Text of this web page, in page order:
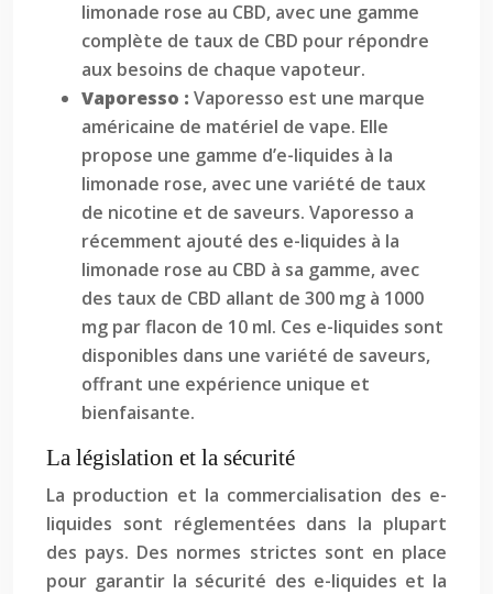
limonade rose au CBD, avec une gamme
complète de taux de CBD pour répondre
aux besoins de chaque vapoteur.
Vaporesso : Vaporesso est une marque
américaine de matériel de vape. Elle
propose une gamme d’e-liquides à la
limonade rose, avec une variété de taux
de nicotine et de saveurs. Vaporesso a
récemment ajouté des e-liquides à la
limonade rose au CBD à sa gamme, avec
des taux de CBD allant de 300 mg à 1000
mg par flacon de 10 ml. Ces e-liquides sont
disponibles dans une variété de saveurs,
offrant une expérience unique et
bienfaisante.
La législation et la sécurité
La production et la commercialisation des e-
liquides sont réglementées dans la plupart
des pays. Des normes strictes sont en place
pour garantir la sécurité des e-liquides et la